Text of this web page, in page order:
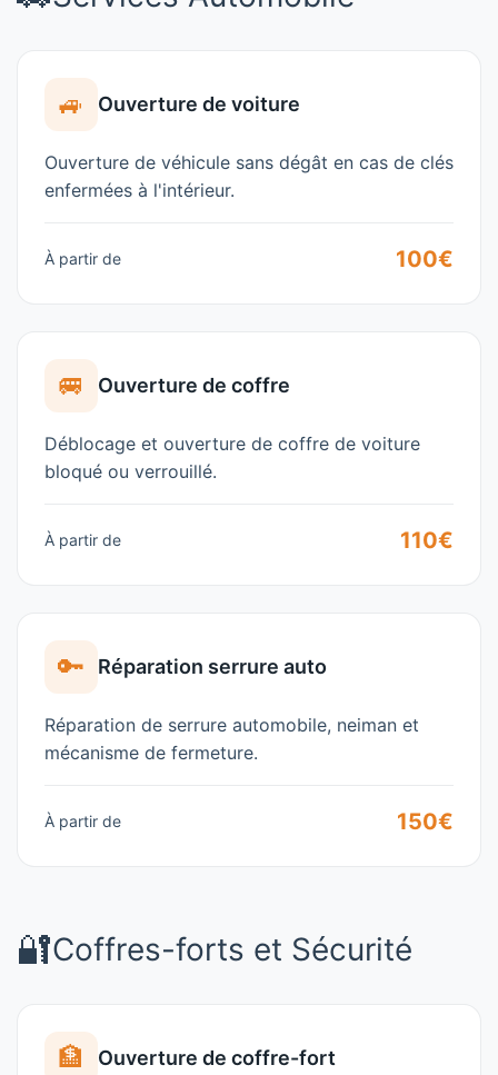
🚙 Ouverture de voiture
Ouverture de véhicule sans dégât en cas de clés
enfermées à l'intérieur.
À partir de 100€
🚐 Ouverture de coffre
Déblocage et ouverture de coffre de voiture
bloqué ou verrouillé.
À partir de 110€
🔑 Réparation serrure auto
Réparation de serrure automobile, neiman et
mécanisme de fermeture.
À partir de 150€
🔐Coffres-forts et Sécurité
🏦 Ouverture de coffre-fort